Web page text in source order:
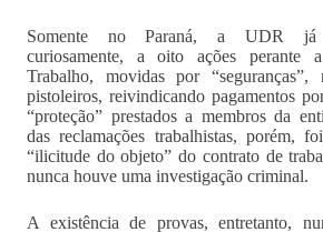
Somente no Paraná, a UDR já
curiosamente, a oito ações perante
Trabalho, movidas por “seguranças”,
pistoleiros, reivindicando pagamentos
“proteção” prestados a membros da
das reclamações trabalhistas, porém,
“ilicitude do objeto” do contrato de
nunca houve uma investigação criminal.
A existência de provas, entretanto,